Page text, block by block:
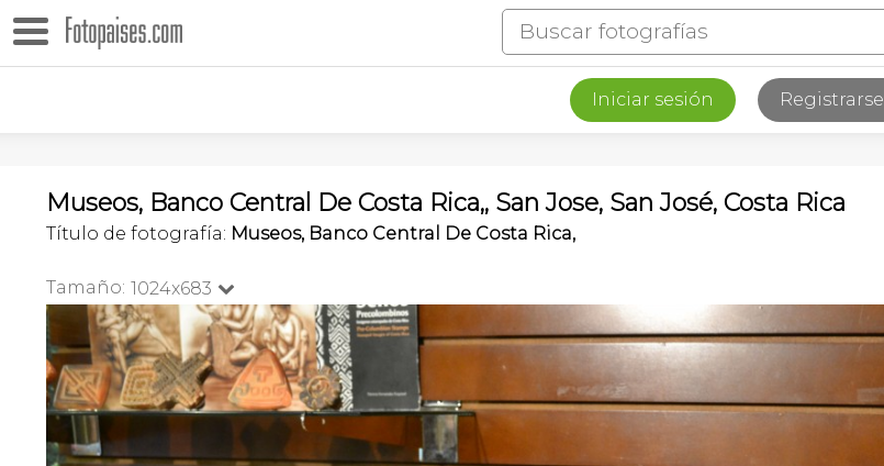
Iniciar sesión Registrarse
Museos, Banco Central De Costa Rica,, San Jose, San José, Costa Rica
Título de fotografía: Museos, Banco Central De Costa Rica,
Tamaño: 1024x683 